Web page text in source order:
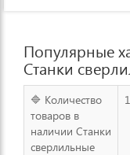
Популярные
Станки
🔷 Количество
товаров в
наличии Станки
сверлильные